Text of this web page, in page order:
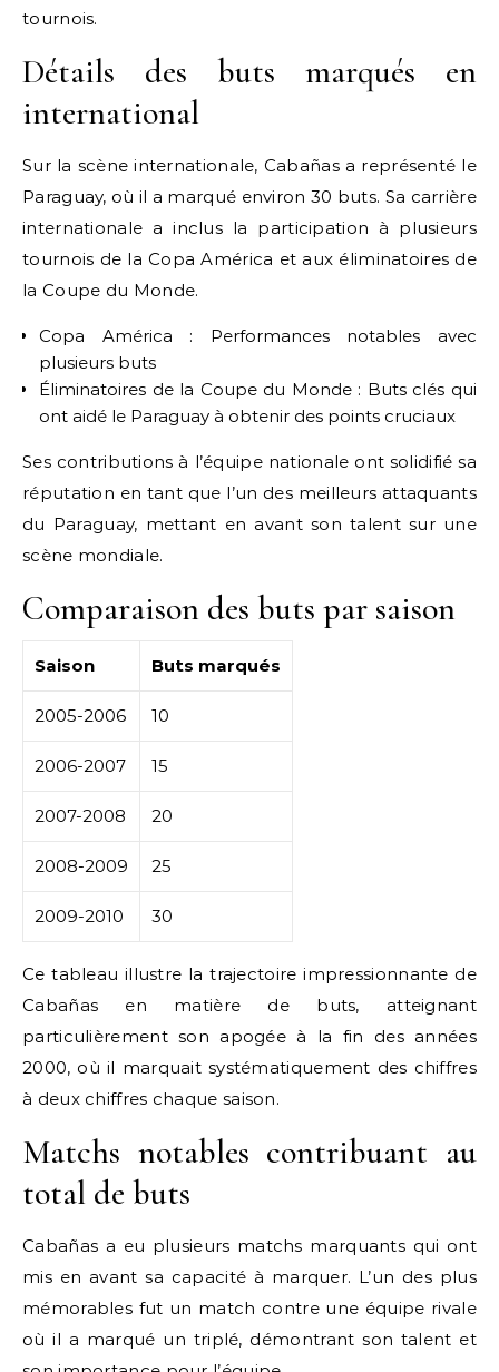
tournois.
Détails des buts marqués en
international
Sur la scène internationale, Cabañas a représenté le
Paraguay, où il a marqué environ 30 buts. Sa carrière
internationale a inclus la participation à plusieurs
tournois de la Copa América et aux éliminatoires de
la Coupe du Monde.
Copa América : Performances notables avec
plusieurs buts
Éliminatoires de la Coupe du Monde : Buts clés qui
ont aidé le Paraguay à obtenir des points cruciaux
Ses contributions à l’équipe nationale ont solidifié sa
réputation en tant que l’un des meilleurs attaquants
du Paraguay, mettant en avant son talent sur une
scène mondiale.
Comparaison des buts par saison
Saison Buts marqués
2005-2006 10
2006-2007 15
2007-2008 20
2008-2009 25
2009-2010 30
Ce tableau illustre la trajectoire impressionnante de
Cabañas en matière de buts, atteignant
particulièrement son apogée à la fin des années
2000, où il marquait systématiquement des chiffres
à deux chiffres chaque saison.
Matchs notables contribuant au
total de buts
Cabañas a eu plusieurs matchs marquants qui ont
mis en avant sa capacité à marquer. L’un des plus
mémorables fut un match contre une équipe rivale
où il a marqué un triplé, démontrant son talent et